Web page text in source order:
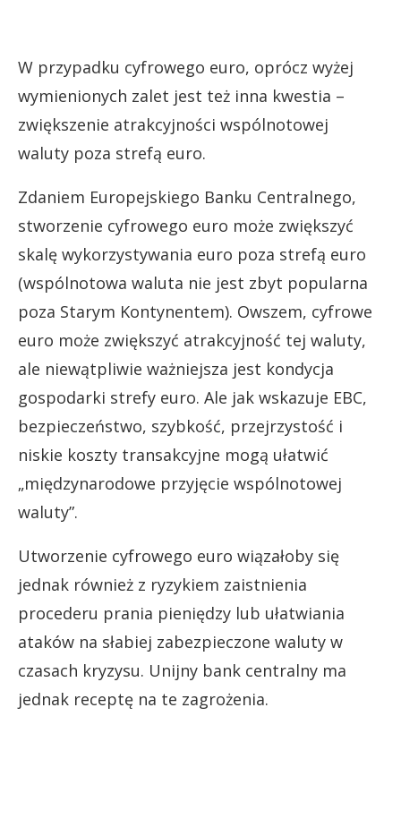
W przypadku cyfrowego euro, oprócz wyżej
wymienionych zalet jest też inna kwestia –
zwiększenie atrakcyjności wspólnotowej
waluty poza strefą euro.
Zdaniem Europejskiego Banku Centralnego,
stworzenie cyfrowego euro może zwiększyć
skalę wykorzystywania euro poza strefą euro
(wspólnotowa waluta nie jest zbyt popularna
poza Starym Kontynentem). Owszem, cyfrowe
euro może zwiększyć atrakcyjność tej waluty,
ale niewątpliwie ważniejsza jest kondycja
gospodarki strefy euro. Ale jak wskazuje EBC,
bezpieczeństwo, szybkość, przejrzystość i
niskie koszty transakcyjne mogą ułatwić
„międzynarodowe przyjęcie wspólnotowej
waluty”.
Utworzenie cyfrowego euro wiązałoby się
jednak również z ryzykiem zaistnienia
procederu prania pieniędzy lub ułatwiania
ataków na słabiej zabezpieczone waluty w
czasach kryzysu. Unijny bank centralny ma
jednak receptę na te zagrożenia.